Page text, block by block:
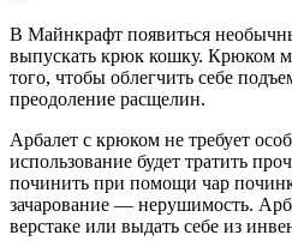
В Майнкрафт появиться
выпускать крюк кошку. Крюком
того, чтобы облегчить себе
преодоление расщелин.
Арбалет с крюком не требует
использование будет тратить
починить при помощи чар
зачарование — нерушимость.
верстаке или выдать себе из